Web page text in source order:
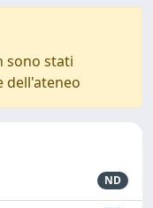
sono stati
dell'ateneo
ND